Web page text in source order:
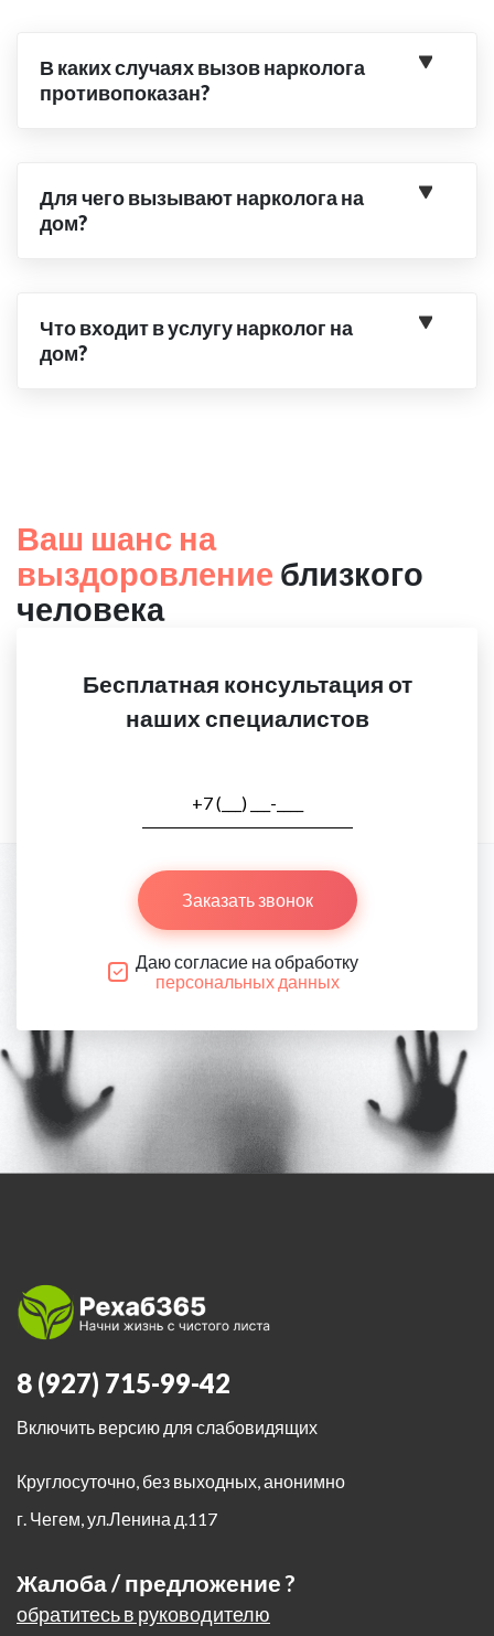
В каких случаях вызов нарколога
противопоказан?
Для чего вызывают нарколога на
дом?
Что входит в услугу нарколог на
дом?
Ваш шанс на
выздоровление близкого
человека
Бесплатная консультация от
наших специалистов
Заказать звонок
Даю согласие на обработку
персональных данных
8 (927) 715-99-42
Включить версию для слабовидящих
Круглосуточно, без выходных, анонимно
г. Чегем,ул.Ленина д.117
Жалоба / предложение ?
обратитесь в руководителю